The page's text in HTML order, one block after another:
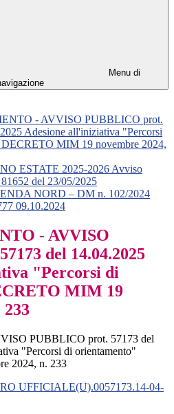
Menu di
- AVVISO PUBBLICO prot.
Adesione all'iniziativa "Percorsi
MIM 19 novembre 2024,
ESTATE 2025-2026 Avviso
del 23/05/2025
NORD – DM n. 102/2024
09.10.2024
- AVVISO
del 14.04.2025
"Percorsi di
MIM 19
233
PUBBLICO prot. 57173 del
"Percorsi di orientamento"
2024, n. 233
UFFICIALE(U).0057173.14-04-